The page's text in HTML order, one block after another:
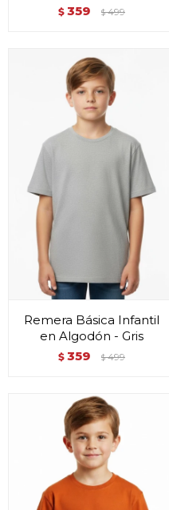
$ 359 $ 499
Remera Básica Infantil
en Algodón - Gris
$ 359 $ 499